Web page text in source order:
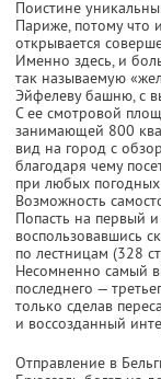
Поистине
Париже, потому что
открывается
Именно здесь, и
так называемую
Эйфелеву башню, с
С ее смотровой
занимающей 800
вид на город с
благодаря чему
при любых
Возможность
Попасть на первый
воспользовавшись
по лестницам (328
Несомненно самый
последнего —
только сделав
и воссозданный
Отправление в